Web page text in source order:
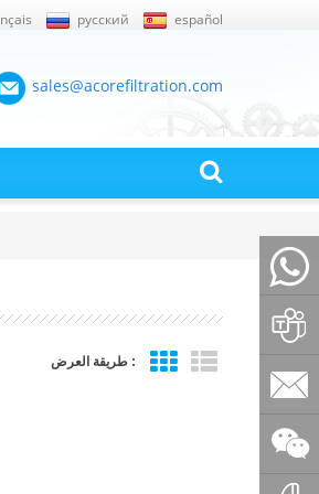
русский español
sales@acorefiltration.com
طريقة العرض :
Rufus
Huang